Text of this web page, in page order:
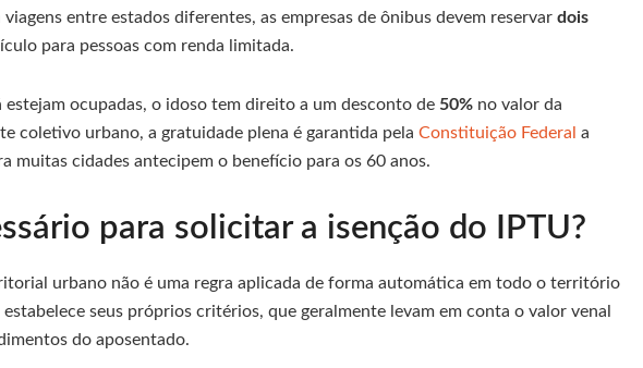
entre estados diferentes, as empresas de ônibus devem reservar dois
para pessoas com renda limitada.
estejam ocupadas, o idoso tem direito a um desconto de 50% no valor da
coletivo urbano, a gratuidade plena é garantida pela Constituição Federal a
muitas cidades antecipem o benefício para os 60 anos.
para solicitar a isenção do IPTU?
urbano não é uma regra aplicada de forma automática em todo o território
seus próprios critérios, que geralmente levam em conta o valor venal
do aposentado.